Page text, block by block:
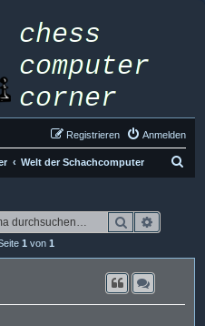
Anmelden
Registrieren
Welt der Schachcomputer
Suche
1 von 1